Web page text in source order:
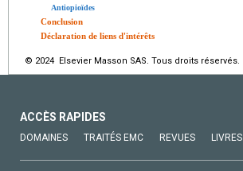
Antiopioïdes
Conclusion
Déclaration de liens d'intérêts
© 2024 Elsevier Masson SAS. Tous droits réservés.
ACCÈS RAPIDES
DOMAINES TRAITÉS EMC REVUES LIVRES